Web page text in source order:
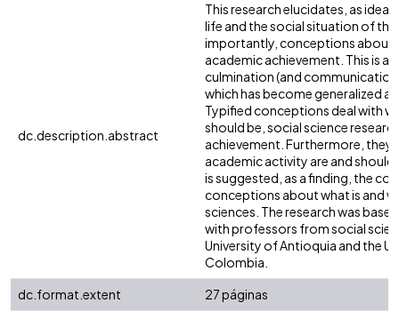
dc.description.abstract
This research elucidates, as
life and the social situation of the
importantly, conceptions about
academic achievement. This is
culmination (and
which has become generalized
Typified conceptions deal with
should be, social science
achievement. Furthermore, they
academic activity are and should
is suggested, as a finding, the
conceptions about what is and
sciences. The research was
with professors from social
University of Antioquia and the
Colombia.
dc.format.extent
27 páginas